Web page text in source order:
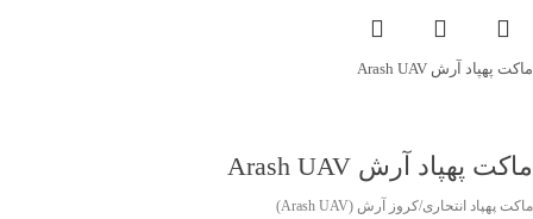
ماکت پهپاد آرش Arash UAV
ماکت پهپاد آرش Arash UAV
ماکت پهپاد انتحاری/کروز آرش (Arash UAV)